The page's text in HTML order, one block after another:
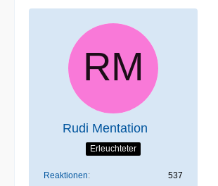
Rudi Mentation
Erleuchteter
Reaktionen
537